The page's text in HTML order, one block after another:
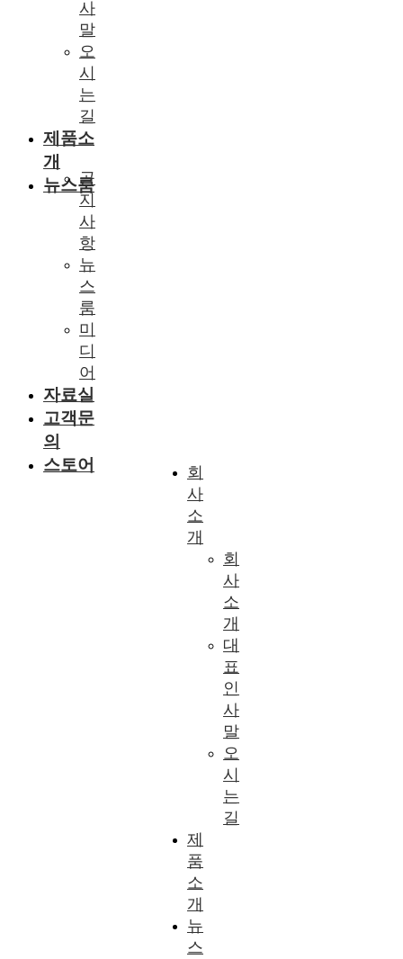
사
말
오
시
는
길
제품소
개
뉴스룸
공
지
사
항
뉴
스
룸
미
디
어
자료실
고객문
의
스토어
회
사
소
개
회
사
소
개
대
표
인
사
말
오
시
는
길
제
품
소
개
뉴
스